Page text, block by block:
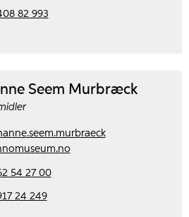
82 993
Seem Murbræck
54 27 00
24 249